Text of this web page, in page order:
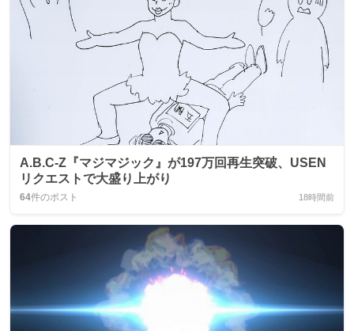
A.B.C‑Z『マジマジック』が197万回再生突破、USEN
リクエストで大盛り上がり
64件のポスト 18時間前